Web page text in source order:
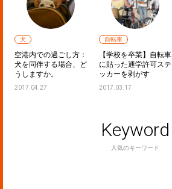
犬
空港内での過ごし方：
犬を同伴する場合、ど
うしますか。
2017.04.27
自転車
【学校を卒業】自転車
に貼った通学許可ステ
ッカーを剥がす
2017.03.17
Keyword
人気のキーワード